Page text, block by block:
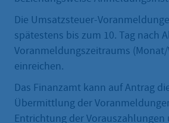
Die Umsatzsteuer-
spätestens bis zum 10. Tag nach
Voranmeldungszeitraums
einreichen.
Das Finanzamt kann auf Antrag
Übermittlung der
Entrichtung der